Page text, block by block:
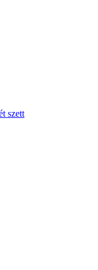
szett